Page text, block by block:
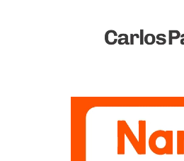
Vivo